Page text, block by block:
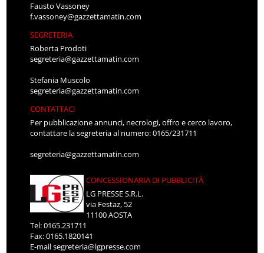
Fausto Vassoney
f.vassoney@gazzettamatin.com
SEGRETERIA
Roberta Prodoti
segreteria@gazzettamatin.com
Stefania Muscolo
segreteria@gazzettamatin.com
CONTATTACI
Per pubblicazione annunci, necrologi, offro e cerco lavoro,
contattare la segreteria al numero: 0165/231711
segreteria@gazzettamatin.com
CONCESSIONARIA DI PUBBLICITÀ
LG PRESSE S.R.L.
via Festaz, 52
11100 AOSTA
Tel: 0165.231711
Fax: 0165.1820141
E-mailsegreteria@lgpresse.com